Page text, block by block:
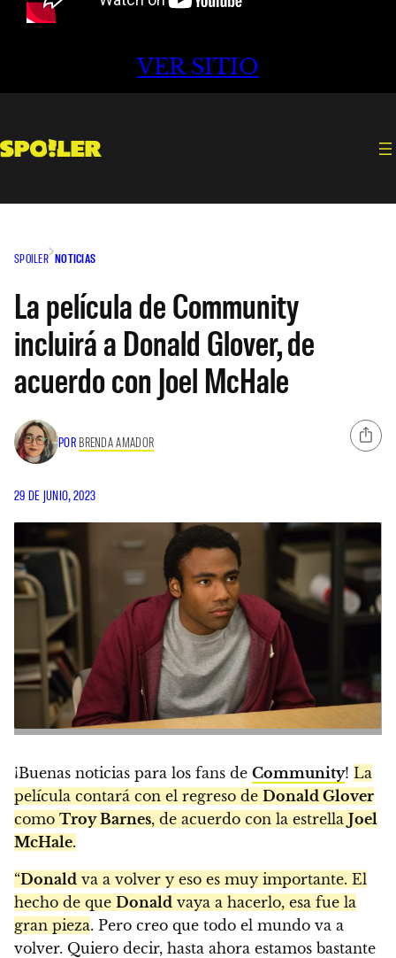
VER SITIO
SPOILER NOTICIAS
La película de Community
incluirá a Donald Glover, de
acuerdo con Joel McHale
POR BRENDA AMADOR
29 DE JUNIO, 2023
¡Buenas noticias para los fans de Community! La
película contará con el regreso de Donald Glover
como Troy Barnes, de acuerdo con la estrella Joel
McHale.
“Donald va a volver y eso es muy importante. El
hecho de que Donald vaya a hacerlo, esa fue la
gran pieza. Pero creo que todo el mundo va a
volver. Quiero decir, hasta ahora estamos bastante